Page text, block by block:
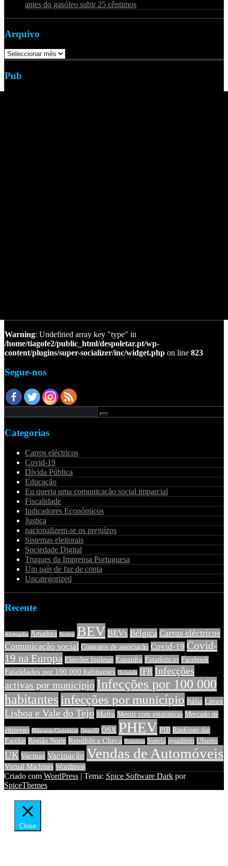
antes do gasóleo subir 25 cêntimos
Arquivo
Arquivo
Pub
Warning: Undefined array key "type" in
/home/tiagofe2/public_html/despoletar.pt/wp-
content/plugins/super-socializer/inc/widget.php on line 823
Segue-nos
Categorias
Carros eléctricos
Covid-19
Dívida Pública
Educação
Eu queria uma comunicação social imparcial
Fiscalidade
Indicadores Económicos
Justiça
nacionalizem-se os prejuízos
Sistemas eleitorais
Sociedade Digital
Truques da Imprensa Portuguesa
Um país de faz de conta
Uncategorized
Recente
Alemanha Amadora Aveiro BEV BEVs Bélgica Carros eléctricos
Comunicação social Contratos de associação Covid-19 Covid-
19 na Europa Eleições Inglesas Espanha Estatísticas Facebook
Fatalidades por 100 000 habitantes Holanda IFR Infecções
activas por município Infecções por 100 000
habitantes infecções por município Itália Linux
Lisboa e Vale do Tejo Mafra Mentir com estatísticas Mercado de
emprego Máscaras Cirúrgicas OpenID OSX PHEV PIB Rankings das
Escolas Região Norte República Checa Roménia Suécia sysadmin Ubuntu
UK Vacinas Vacinação Vendas de Automóveis
Virtual Machines Wordpress
Criado com WordPress | Tema: Spice Software Dark por
SpiceThemes
Close